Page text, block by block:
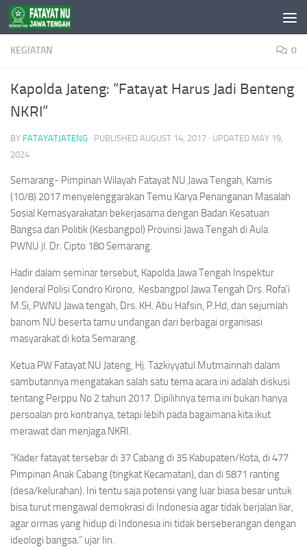
Skip to content
KEGIATAN 0
Kapolda Jateng: “Fatayat Harus Jadi Benteng
NKRI”
BY FATAYATJATENG · PUBLISHED AUGUST 14, 2017 · UPDATED MAY 19,
2024
Semarang- Pimpinan Wilayah Fatayat NU Jawa Tengah, Kamis
(10/8) 2017 menyelenggarakan Temu Karya Penanganan Masalah
Sosial Kemasyarakatan bekerjasama dengan Badan Kesatuan
Bangsa dan Politik (Kesbangpol) Provinsi Jawa Tengah di Aula
PWNU jl. Dr. Cipto 180 Semarang.
Hadir dalam seminar tersebut, Kapolda Jawa Tengah Inspektur
Jenderal Polisi Condro Kirono, Kesbangpol Jawa Tengah Drs. Rofa’i
M.Si, PWNU Jawa tengah, Drs. KH. Abu Hafsin, P.Hd, dan sejumlah
banom NU beserta tamu undangan dari berbagai organisasi
masyarakat di kota Semarang.
Ketua PW Fatayat NU Jateng, Hj. Tazkiyyatul Mutmainnah dalam
sambutannya mengatakan salah satu tema acara ini adalah diskusi
tentang Perppu No 2 tahun 2017. Dipilihnya tema ini bukan hanya
persoalan pro kontranya, tetapi lebih pada bagaimana kita ikut
merawat dan menjaga NKRI.
“Kader fatayat tersebar di 37 Cabang di 35 Kabupaten/Kota, di 477
Pimpinan Anak Cabang (tingkat Kecamatan), dan di 5871 ranting
(desa/kelurahan). Ini tentu saja potensi yang luar biasa besar untuk
bisa turut mengawal demokrasi di Indonesia agar tidak berjalan liar,
agar ormas yang hidup di Indonesia ini tidak berseberangan dengan
ideologi bangsa.” ujar Iin.